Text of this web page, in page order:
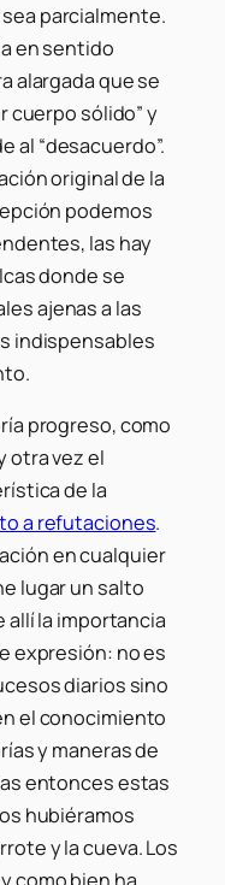
parcialmente.
en sentido
alargada que se
cuerpo sólido” y
al “desacuerdo”.
original de la
podemos
las hay
donde se
ajenas a las
indispensables
progreso, como
otra vez el
de la
a refutaciones.
en cualquier
lugar un salto
allí la importancia
expresión: no es
diarios sino
el conocimiento
y maneras de
entonces estas
hubiéramos
y la cueva. Los